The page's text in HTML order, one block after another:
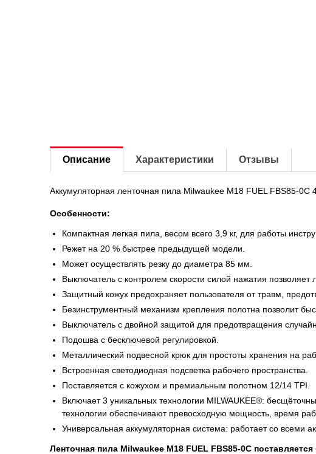
Описание Характеристики Отзывы
Аккумуляторная ленточная пила Milwaukee M18 FUEL FBS85-
Особенности:
Компактная легкая пила, весом всего 3,9 кг, для работы
Режет на 20 % быстрее предыдущей модели.
Может осуществлять резку до диаметра 85 мм.
Выключатель с контролем скорости силой нажатия позволяет
Защитный кожух предохраняет пользователя от травм,
Безинструментный механизм крепления полотна позволит
Выключатель с двойной защитой для предотвращения
Подошва с бесключевой регулировкой.
Металлический подвесной крюк для простоты хранения на
Встроенная светодиодная подсветка рабочего пространства.
Поставляется с кожухом и премиальным полотном 12/14 TPI.
Включает 3 уникальных технологии MILWAUKEE®:
технологии обеспечивают превосходную мощность, время
Универсальная аккумуляторная система: работает со всеми
Ленточная пила Milwaukee M18 FUEL FBS85-0C